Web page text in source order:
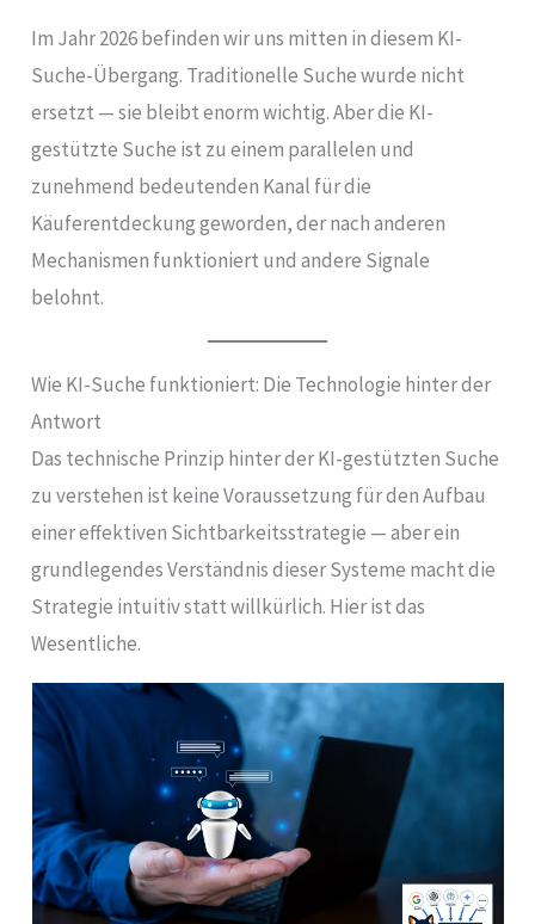
Im Jahr 2026 befinden wir uns mitten in diesem KI-
Suche-Übergang. Traditionelle Suche wurde nicht
ersetzt — sie bleibt enorm wichtig. Aber die KI-
gestützte Suche ist zu einem parallelen und
zunehmend bedeutenden Kanal für die
Käuferentdeckung geworden, der nach anderen
Mechanismen funktioniert und andere Signale
belohnt.
Wie KI-Suche funktioniert: Die Technologie hinter der
Antwort
Das technische Prinzip hinter der KI-gestützten Suche
zu verstehen ist keine Voraussetzung für den Aufbau
einer effektiven Sichtbarkeitsstrategie — aber ein
grundlegendes Verständnis dieser Systeme macht die
Strategie intuitiv statt willkürlich. Hier ist das
Wesentliche.